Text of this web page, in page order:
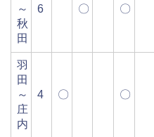
～
秋
田
6 〇 〇
羽
田
～
庄
内
4 〇 〇